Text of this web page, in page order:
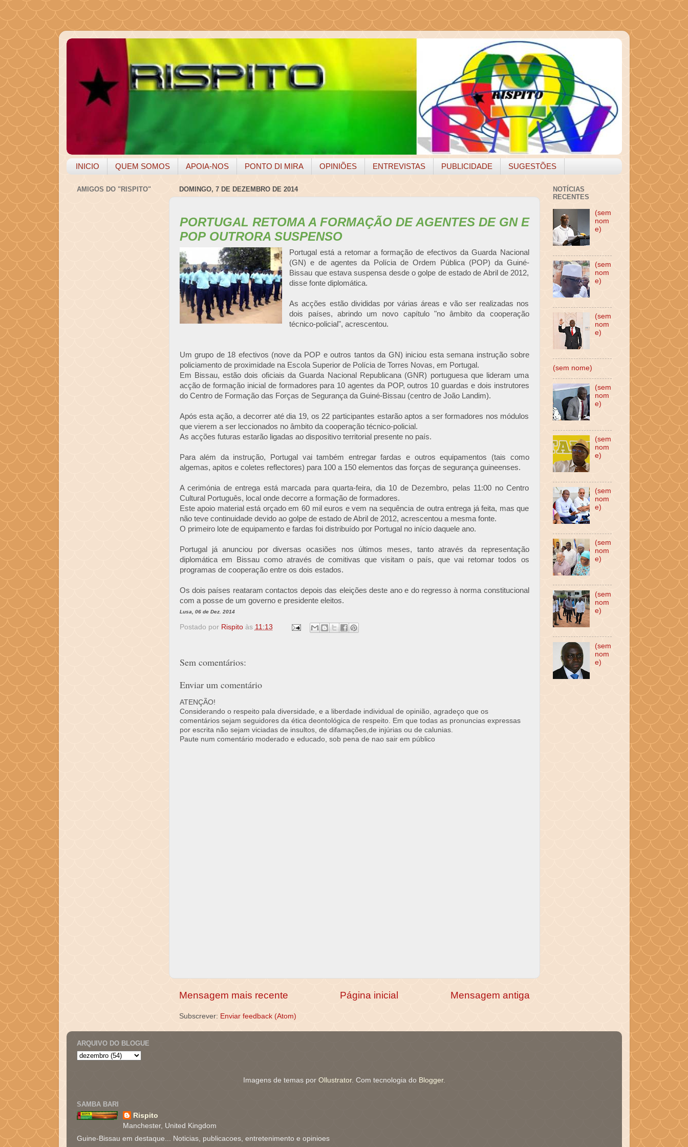
INICIO QUEM SOMOS APOIA-NOS PONTO DI MIRA OPINIÕES ENTREVISTAS PUBLICIDADE SUGESTÕES
DOMINGO, 7 DE DEZEMBRO DE 2014
PORTUGAL RETOMA A FORMAÇÃO DE AGENTES DE GN E
POP OUTRORA SUSPENSO
Portugal está a retomar a formação de efectivos da Guarda Nacional
(GN) e de agentes da Polícia de Ordem Pública (POP) da Guiné-
Bissau que estava suspensa desde o golpe de estado de Abril de 2012,
disse fonte diplomática.
As acções estão divididas por várias áreas e vão ser realizadas nos
dois países, abrindo um novo capítulo "no âmbito da cooperação
técnico-policial", acrescentou.
Um grupo de 18 efectivos (nove da POP e outros tantos da GN) iniciou esta semana instrução sobre
policiamento de proximidade na Escola Superior de Polícia de Torres Novas, em Portugal.
Em Bissau, estão dois oficiais da Guarda Nacional Republicana (GNR) portuguesa que lideram uma
acção de formação inicial de formadores para 10 agentes da POP, outros 10 guardas e dois instrutores
do Centro de Formação das Forças de Segurança da Guiné-Bissau (centro de João Landim).
Após esta ação, a decorrer até dia 19, os 22 participantes estarão aptos a ser formadores nos módulos
que vierem a ser leccionados no âmbito da cooperação técnico-policial.
As acções futuras estarão ligadas ao dispositivo territorial presente no país.
Para além da instrução, Portugal vai também entregar fardas e outros equipamentos (tais como
algemas, apitos e coletes reflectores) para 100 a 150 elementos das forças de segurança guineenses.
A cerimónia de entrega está marcada para quarta-feira, dia 10 de Dezembro, pelas 11:00 no Centro
Cultural Português, local onde decorre a formação de formadores.
Este apoio material está orçado em 60 mil euros e vem na sequência de outra entrega já feita, mas que
não teve continuidade devido ao golpe de estado de Abril de 2012, acrescentou a mesma fonte.
O primeiro lote de equipamento e fardas foi distribuído por Portugal no início daquele ano.
Portugal já anunciou por diversas ocasiões nos últimos meses, tanto através da representação
diplomática em Bissau como através de comitivas que visitam o país, que vai retomar todos os
programas de cooperação entre os dois estados.
Os dois países reataram contactos depois das eleições deste ano e do regresso à norma constitucional
com a posse de um governo e presidente eleitos.
Lusa, 06 de Dez. 2014
Postado por Rispito às 11:13
Sem comentários:
Enviar um comentário
ATENÇÃO!
Considerando o respeito pala diversidade, e a liberdade individual de opinião, agradeço que os
comentários sejam seguidores da ética deontológica de respeito. Em que todas as pronuncias expressas
por escrita não sejam viciadas de insultos, de difamações,de injúrias ou de calunias.
Paute num comentário moderado e educado, sob pena de nao sair em público
Mensagem mais recente Mensagem antiga
Página inicial
Subscrever: Enviar feedback (Atom)
AMIGOS DO "RISPITO"
NOTÍCIAS
RECENTES
(sem
nom
e)
(sem
nom
e)
(sem
nom
e)
(sem nome)
(sem
nom
e)
(sem
nom
e)
(sem
nom
e)
(sem
nom
e)
(sem
nom
e)
(sem
nom
e)
ARQUIVO DO BLOGUE
Imagens de temas por Ollustrator. Com tecnologia do Blogger.
SAMBA BARI
Rispito
Manchester, United Kingdom
Guine-Bissau em destaque... Noticias, publicacoes, entretenimento e opinioes